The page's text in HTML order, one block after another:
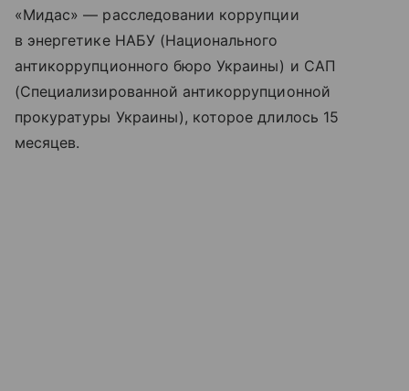
«Мидас» — расследовании коррупции
в энергетике НАБУ (Национального
антикоррупционного бюро Украины) и САП
(Специализированной антикоррупционной
прокуратуры Украины), которое длилось 15
месяцев.